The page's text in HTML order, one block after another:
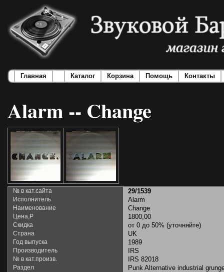
Главная Каталог Корзина Помощь Контакты
Alarm -- Change
№ в кат.сайта 29/1539
Исполнитель Alarm
Наименование Change
Цена,Р 1800,00
Скидка от 0 до 50% (уточняйте)
Страна UK
Год выпуска 1989
Производитель IRS
№ в кат.произв. IRS 82018
Раздел Punk Alternative industrial